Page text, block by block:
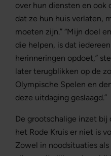
over hun diensten en ook
dat ze hun huis verlaten,
moeten zijn.” “Mijn doel
die helpen, is dat
herinneringen opdoet,”
later terugblikken op de
Olympische Spelen en
deze uitdaging geslaagd.”
De grootschalige inzet
het Rode Kruis er niet is
Zowel in noodsituaties